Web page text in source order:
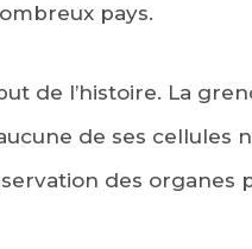
pays.
de l’histoire. La
de ses cellules
des organes